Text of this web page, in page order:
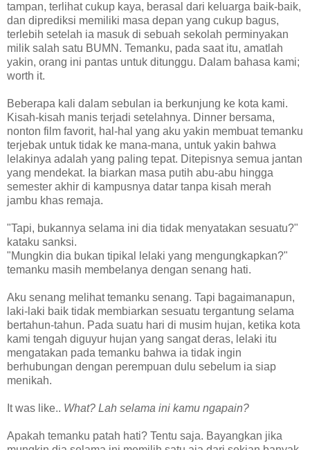
tampan, terlihat cukup kaya, berasal dari keluarga baik-baik,
dan diprediksi memiliki masa depan yang cukup bagus,
terlebih setelah ia masuk di sebuah sekolah perminyakan
milik salah satu BUMN. Temanku, pada saat itu, amatlah
yakin, orang ini pantas untuk ditunggu. Dalam bahasa kami;
worth it.
Beberapa kali dalam sebulan ia berkunjung ke kota kami.
Kisah-kisah manis terjadi setelahnya. Dinner bersama,
nonton film favorit, hal-hal yang aku yakin membuat temanku
terjebak untuk tidak ke mana-mana, untuk yakin bahwa
lelakinya adalah yang paling tepat. Ditepisnya semua jantan
yang mendekat. Ia biarkan masa putih abu-abu hingga
semester akhir di kampusnya datar tanpa kisah merah
jambu khas remaja.
"Tapi, bukannya selama ini dia tidak menyatakan sesuatu?"
kataku sanksi.
"Mungkin dia bukan tipikal lelaki yang mengungkapkan?"
temanku masih membelanya dengan senang hati.
Aku senang melihat temanku senang. Tapi bagaimanapun,
laki-laki baik tidak membiarkan sesuatu tergantung selama
bertahun-tahun. Pada suatu hari di musim hujan, ketika kota
kami tengah diguyur hujan yang sangat deras, lelaki itu
mengatakan pada temanku bahwa ia tidak ingin
berhubungan dengan perempuan dulu sebelum ia siap
menikah.
It was like.. What? Lah selama ini kamu ngapain?
Apakah temanku patah hati? Tentu saja. Bayangkan jika